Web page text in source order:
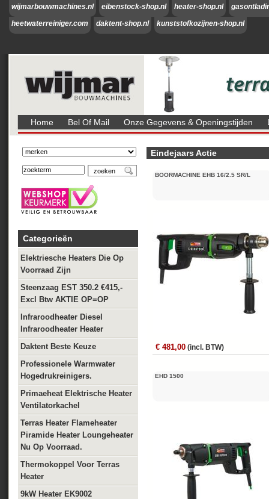
wijmarbouwmachines.nl eibenstock-shop.nl heater-shop.nl
heetwaterreiniger.com
daktent-shop.nl kunststofkozijnen-shop.nl
Home Bel Of Mail Onze Gegevens & Openingstijden
Categorieën
Elektriesche Heaters Die Op
Voorraad Zijn
Steenzaag EST 350.2 €415,-
Excl Btw AKTIE OP=OP
Infraroodheater Diesel
Infraroodheater Heater
Daktent Beste Keuze
Professionele Warmwater
Hogedrukreinigers.
Primaeheat Elektrische Heater
Ventilatorkachel
Terras Heater Flameheater
Piramide Heater Loungeheater
Nu Op Voorraad.
Thermokoppel Voor Terras
Heater
9kW Heater EK9002
Eindejaars Actie
BOORMACHINE EHB 16/2.5 SR/L
€ 481,00 (incl. BTW)
EHD 1500